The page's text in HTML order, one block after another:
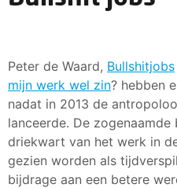
Peter de Waard, Bullshitjobs
mijn werk wel zin? hebben
nadat in 2013 de
lanceerde. De
driekwart van het werk in
gezien worden als
bijdrage aan een betere